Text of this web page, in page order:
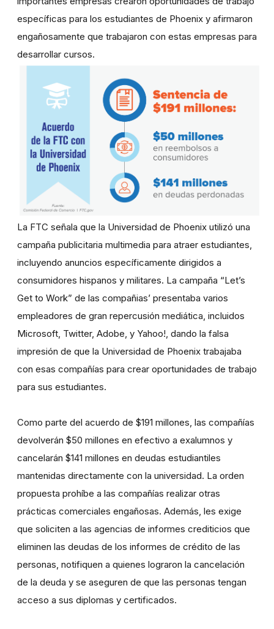
específicas para los estudiantes de Phoenix y afirmaron
engañosamente que trabajaron con estas empresas para
desarrollar cursos.
La FTC señala que la Universidad de Phoenix utilizó una
campaña publicitaria multimedia para atraer estudiantes,
incluyendo anuncios específicamente dirigidos a
consumidores hispanos y militares. La campaña “Let’s
Get to Work” de las compañias’ presentaba varios
empleadores de gran repercusión mediática, incluidos
Microsoft, Twitter, Adobe, y Yahoo!, dando la falsa
impresión de que la Universidad de Phoenix trabajaba
con esas compañías para crear oportunidades de trabajo
para sus estudiantes.
Como parte del acuerdo de $191 millones, las compañías
devolverán $50 millones en efectivo a exalumnos y
cancelarán $141 millones en deudas estudiantiles
mantenidas directamente con la universidad. La orden
propuesta prohíbe a las compañías realizar otras
prácticas comerciales engañosas. Además, les exige
que soliciten a las agencias de informes crediticios que
eliminen las deudas de los informes de crédito de las
personas, notifiquen a quienes lograron la cancelación
de la deuda y se aseguren de que las personas tengan
acceso a sus diplomas y certificados.